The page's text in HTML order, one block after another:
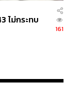
ไม่กระทบ
161